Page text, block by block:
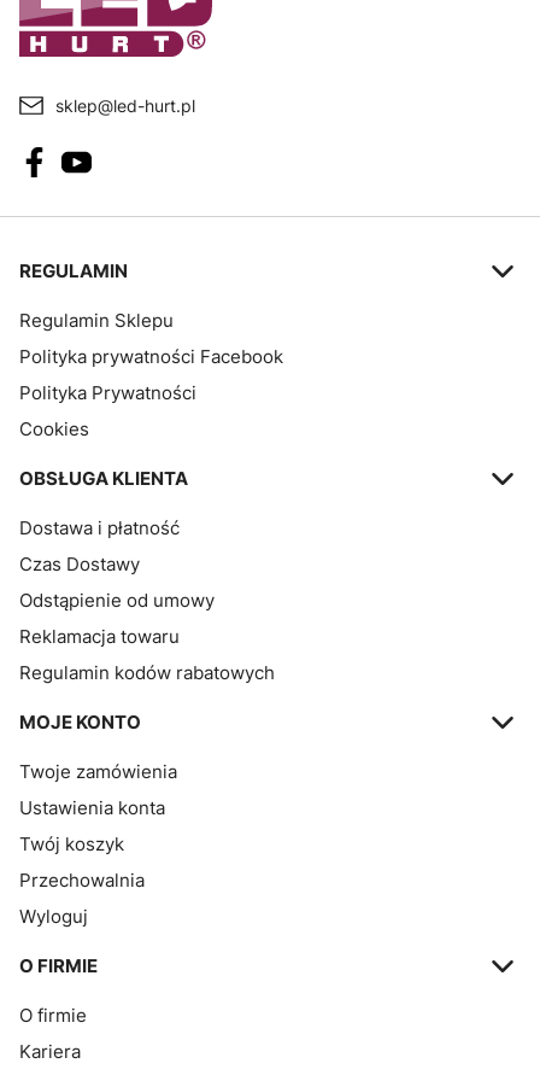
sklep@led-hurt.pl
Linki w stopce
REGULAMIN
Regulamin Sklepu
Polityka prywatności Facebook
Polityka Prywatności
Cookies
OBSŁUGA KLIENTA
Dostawa i płatność
Czas Dostawy
Odstąpienie od umowy
Reklamacja towaru
Regulamin kodów rabatowych
MOJE KONTO
Twoje zamówienia
Ustawienia konta
Twój koszyk
Przechowalnia
Wyloguj
O FIRMIE
O firmie
Kariera